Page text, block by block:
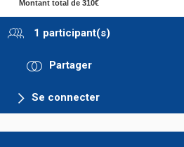
Montant total de 310€
1 participant(s)
Partager
Se connecter